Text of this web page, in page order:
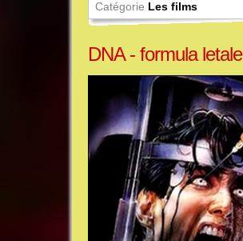
Catégorie Les films
DNA - formula letale